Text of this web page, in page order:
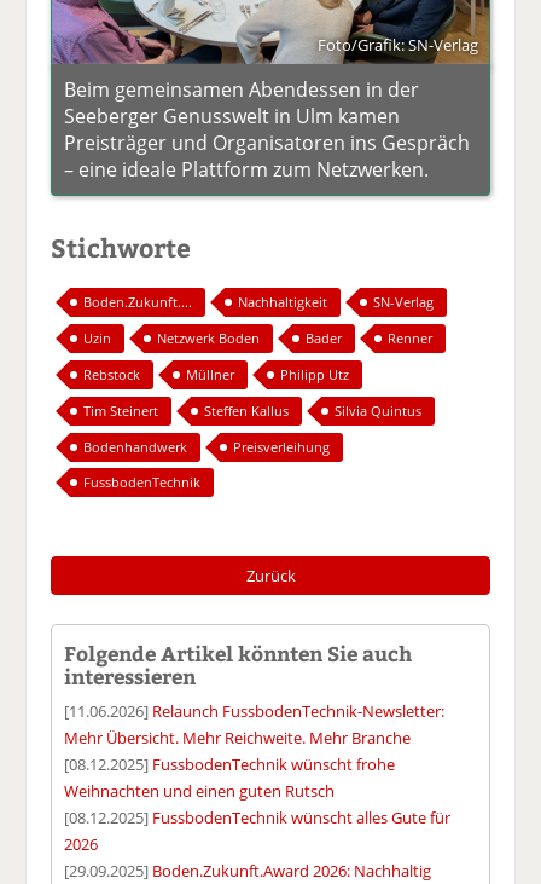
Foto/Grafik: SN-Verlag
Beim gemeinsamen Abendessen in der
Seeberger Genusswelt in Ulm kamen
Preisträger und Organisatoren ins Gespräch
– eine ideale Plattform zum Netzwerken.
Stichworte
Boden.Zukunft.... Nachhaltigkeit
SN-Verlag
Uzin
Netzwerk Boden Bader
Renner
Rebstock
Müllner
Philipp Utz
Tim Steinert
Steffen Kallus
Silvia Quintus
Bodenhandwerk
Preisverleihung
FussbodenTechnik
Zurück
Folgende Artikel könnten Sie auch
interessieren
[11.06.2026] Relaunch FussbodenTechnik-Newsletter:
Mehr Übersicht. Mehr Reichweite. Mehr Branche
[08.12.2025] FussbodenTechnik wünscht frohe
Weihnachten und einen guten Rutsch
[08.12.2025] FussbodenTechnik wünscht alles Gute für
2026
[29.09.2025] Boden.Zukunft.Award 2026: Nachhaltig